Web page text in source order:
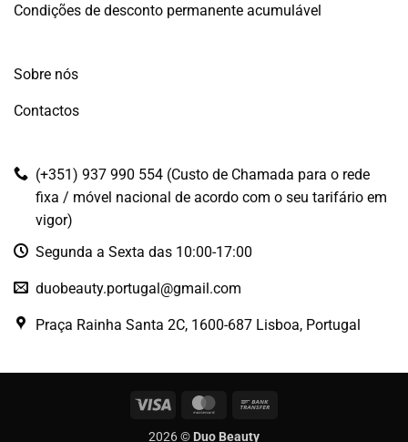
Condições de desconto permanente acumulável
Sobre nós
Contactos
(+351) 937 990 554 (Custo de Chamada para o rede
fixa / móvel nacional de acordo com o seu tarifário em
vigor)
Segunda a Sexta das 10:00-17:00
duobeauty.portugal@gmail.com
Praça Rainha Santa 2C, 1600-687 Lisboa, Portugal
Visa MasterCard
2026 © Duo Beauty